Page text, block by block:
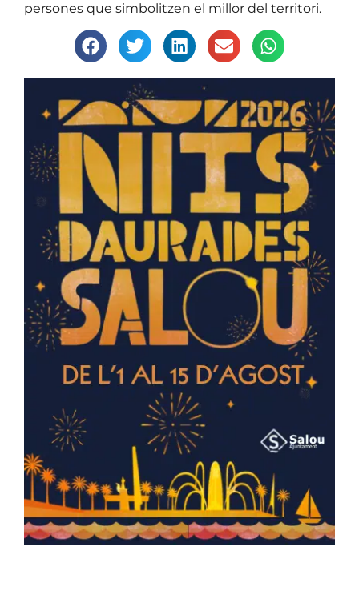
persones que simbolitzen el millor del territori.